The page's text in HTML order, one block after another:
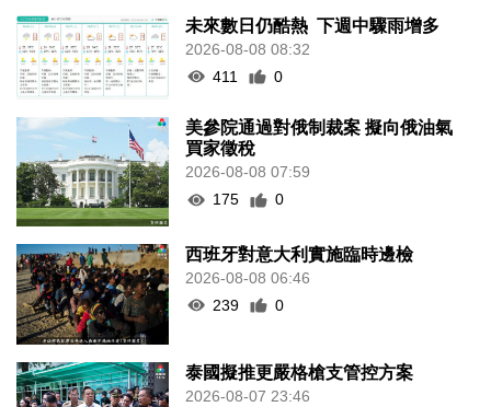
未來數日仍酷熱 下週中驟雨增多
2026-08-08 08:32
411
0
美參院通過對俄制裁案 擬向俄油氣
買家徵稅
2026-08-08 07:59
175
0
西班牙對意大利實施臨時邊檢
2026-08-08 06:46
239
0
泰國擬推更嚴格槍支管控方案
2026-08-07 23:46